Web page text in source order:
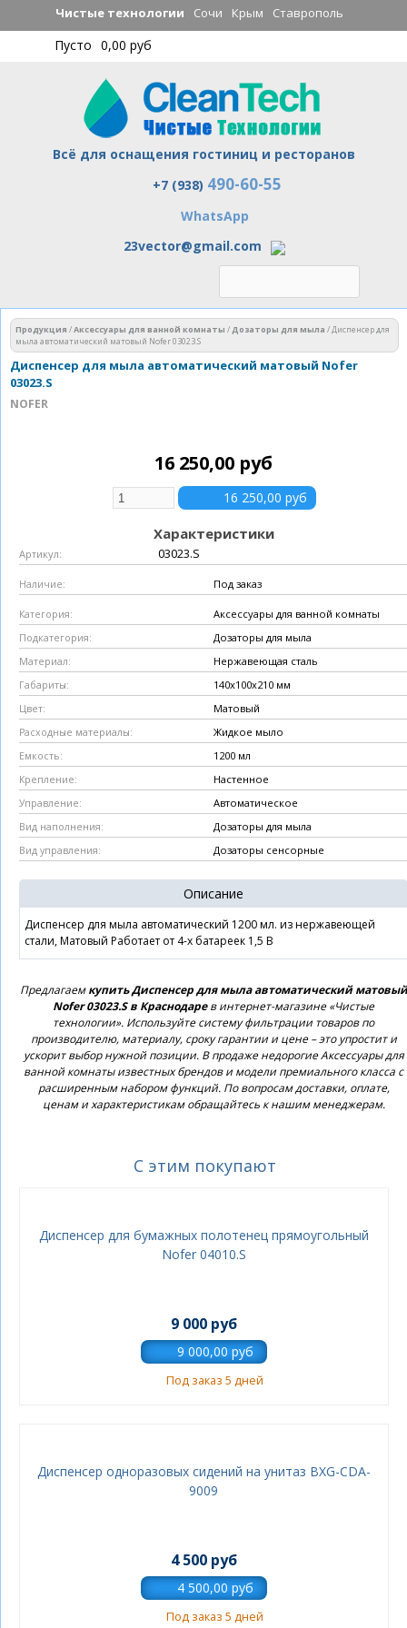
Перейти к
основному
содержанию
Чистые технологии Сочи Крым Ставрополь
Пусто 0,00 руб
Всё для оснащения гостиниц и ресторанов
Чистые технологии
+7 (938) 490-60-55
WhatsApp
23vector@gmail.com
Вы здесь
Продукция /Аксессуары для ванной комнаты /Дозаторы для мыла /Диспенсер для
мыла автоматический матовый Nofer 03023.S
Диспенсер для мыла автоматический матовый Nofer
03023.S
NOFER
16 250,00 руб
Характеристики
Артикул: 03023.S
Наличие: Под заказ
Категория: Аксессуары для ванной комнаты
Подкатегория: Дозаторы для мыла
Материал: Нержавеющая сталь
Габариты: 140х100х210 мм
Цвет: Матовый
Расходные материалы: Жидкое мыло
Емкость: 1200 мл
Крепление: Настенное
Управление: Автоматическое
Вид наполнения: Дозаторы для мыла
Вид управления: Дозаторы сенсорные
Описание
Диспенсер для мыла автоматический 1200 мл. из нержавеющей
стали, Матовый Работает от 4-х батареек 1,5 В
Предлагаемкупить Диспенсер для мыла автоматический матовый
Nofer 03023.S в Краснодарев интернет-магазине «Чистые
технологии». Используйте систему фильтрации товаров по
производителю, материалу, сроку гарантии и цене – это упростит и
ускорит выбор нужной позиции. В продаже недорогие Аксессуары для
ванной комнаты известных брендов и модели премиального класса с
расширенным набором функций. По вопросам доставки, оплате,
ценам и характеристикам обращайтесь к нашим менеджерам.
С этим покупают
Диспенсер для бумажных полотенец прямоугольный
Nofer 04010.S
9 000 руб
Под заказ 5 дней
Диспенсер одноразовых сидений на унитаз BXG-CDA-
9009
4 500 руб
Под заказ 5 дней